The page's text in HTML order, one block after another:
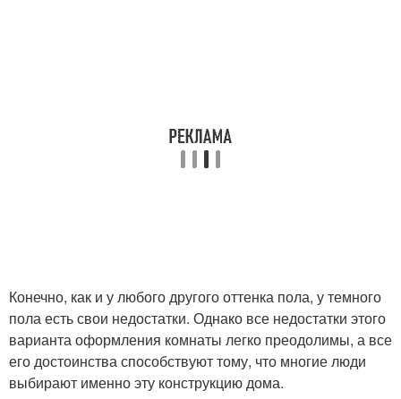
Конечно, как и у любого другого оттенка пола, у темного
пола есть свои недостатки. Однако все недостатки этого
варианта оформления комнаты легко преодолимы, а все
его достоинства способствуют тому, что многие люди
выбирают именно эту конструкцию дома.